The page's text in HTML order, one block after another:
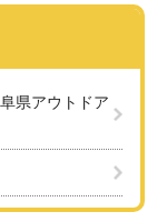
県アウトドア